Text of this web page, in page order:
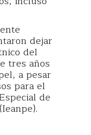
dejar
del
tres años
a pesar
para el
de